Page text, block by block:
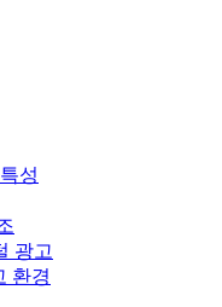
성
광고
환경